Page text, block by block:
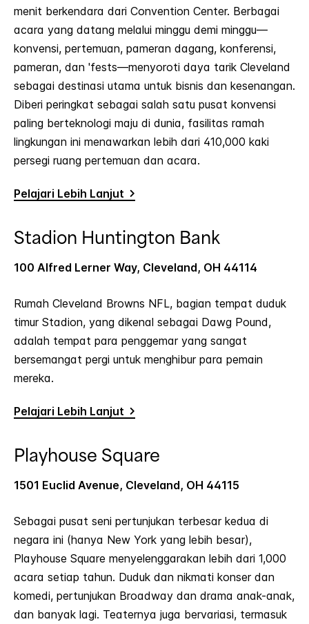
menit berkendara dari Convention Center. Berbagai
acara yang datang melalui minggu demi minggu—
konvensi, pertemuan, pameran dagang, konferensi,
pameran, dan 'fests—menyoroti daya tarik Cleveland
sebagai destinasi utama untuk bisnis dan kesenangan.
Diberi peringkat sebagai salah satu pusat konvensi
paling berteknologi maju di dunia, fasilitas ramah
lingkungan ini menawarkan lebih dari 410,000 kaki
persegi ruang pertemuan dan acara.
Pelajari Lebih Lanjut
Stadion Huntington Bank
100 Alfred Lerner Way, Cleveland, OH 44114
Rumah Cleveland Browns NFL, bagian tempat duduk
timur Stadion, yang dikenal sebagai Dawg Pound,
adalah tempat para penggemar yang sangat
bersemangat pergi untuk menghibur para pemain
mereka.
Pelajari Lebih Lanjut
Playhouse Square
1501 Euclid Avenue, Cleveland, OH 44115
Sebagai pusat seni pertunjukan terbesar kedua di
negara ini (hanya New York yang lebih besar),
Playhouse Square menyelenggarakan lebih dari 1,000
acara setiap tahun. Duduk dan nikmati konser dan
komedi, pertunjukan Broadway dan drama anak-anak,
dan banyak lagi. Teaternya juga bervariasi, termasuk